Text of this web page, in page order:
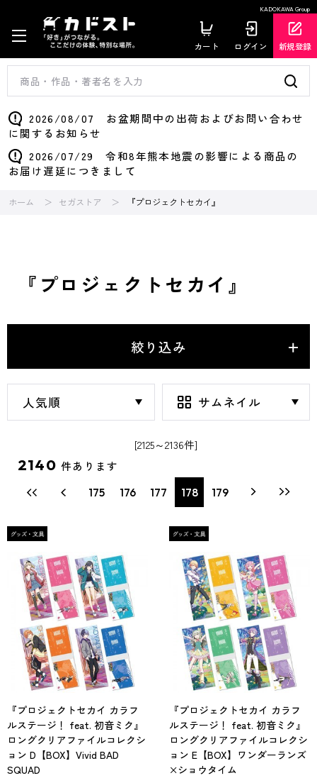
KADOKAWA Group
カート ログイン 新規登録
2026/08/07 お盆期間中の出荷およびお問い合わせ
に関するお知らせ
2026/07/29 令和8年熊本地震の影響による商品の
お届け遅延につきまして
ホーム セガストア 『プロジェクトセカイ』
『プロジェクトセカイ』
絞り込み
[2125～2136件]
2140 件あります
175 176 177 178 179
『プロジェクトセカイ カラフ
ルステージ！ feat. 初音ミク』
ロングクリアファイルコレクシ
ョン D【BOX】Vivid BAD
SQUAD
『プロジェクトセカイ カラフ
ルステージ！ feat. 初音ミク』
ロングクリアファイルコレクシ
ョン E【BOX】ワンダーランズ
×ショウタイム